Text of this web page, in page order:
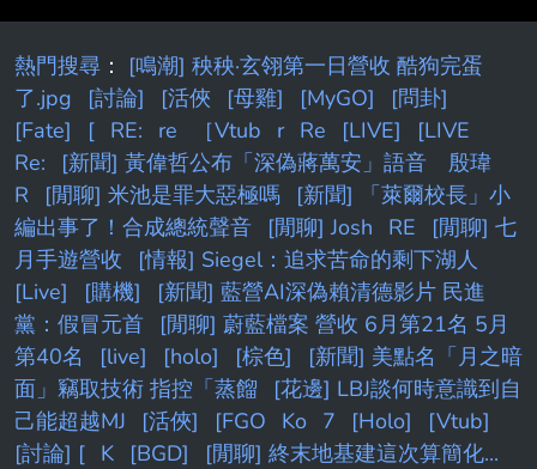
熱門搜尋 ： [鳴潮] 秧秧·玄翎第一日營收 酷狗完蛋
了.jpg
[討論] [活俠 [母雞] [MyGO]
[問卦]
[Fate]
[ RE: re ［Vtub r Re [LIVE]
[LIVE
Re:
[新聞] 黃偉哲公布「深偽蔣萬安」語音 殷瑋
R
[閒聊] 米池是罪大惡極嗎
[新聞] 「萊爾校長」小
編出事了！合成總統聲音
[閒聊] Josh RE
[閒聊] 七
月手遊營收
[情報] Siegel：追求苦命的剩下湖人
[Live]
[購機]
[新聞] 藍營AI深偽賴清德影片 民進
黨：假冒元首
[閒聊] 蔚藍檔案 營收 6月第21名 5月
第40名
[live] [holo] [棕色]
[新聞] 美點名「月之暗
面」竊取技術 指控「蒸餾
[花邊] LBJ談何時意識到自
己能超越MJ
[活俠] [FGO Ko 7 [Holo]
[Vtub]
[討論] [ K [BGD]
[閒聊] 終末地基建這次算簡化...